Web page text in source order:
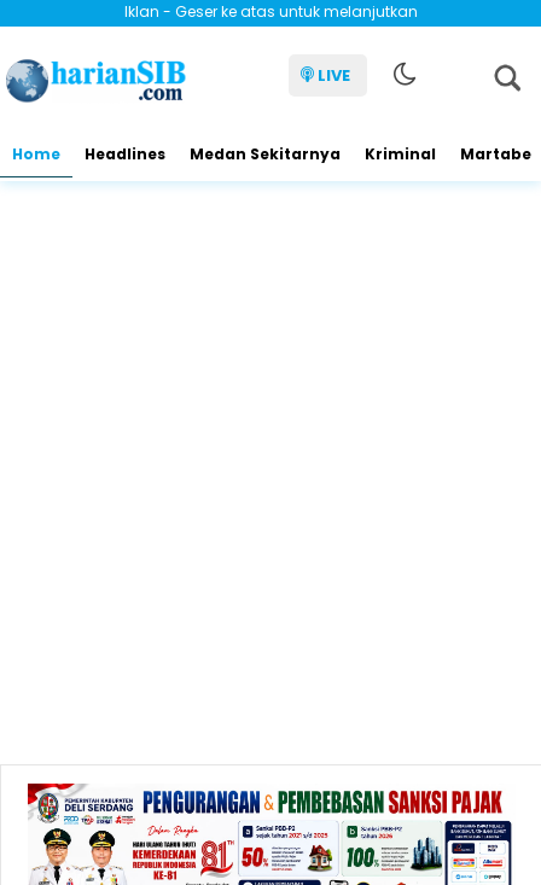
Iklan - Geser ke atas untuk melanjutkan
LIVE
Home Headlines Medan Sekitarnya Kriminal Martabe